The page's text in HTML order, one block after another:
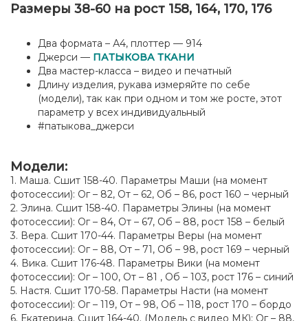
Размеры 38-60 на рост 158, 164, 170, 176
Два формата – А4, плоттер — 914
Джерси — ПАТЫКОВА ТКАНИ
Два мастер-класса – видео и печатный
Длину изделия, рукава измеряйте по себе
(модели), так как при одном и том же росте, этот
параметр у всех индивидуальный
#патыкова_джерси
Модели:
1. Маша. Сшит 158-40. Параметры Маши (на момент
фотосессии): Ог – 82, От – 62, Об – 86, рост 160 – черный
2. Элина. Сшит 158-40. Параметры Элины (на момент
фотосессии): Ог – 84, От – 67, Об – 88, рост 158 – белый
3. Вера. Сшит 170-44. Параметры Веры (на момент
фотосессии): Ог – 88, От – 71, Об – 98, рост 169 – черный
4. Вика. Сшит 176-48. Параметры Вики (на момент
фотосессии): Ог – 100, От – 81 , Об – 103, рост 176 – синий
5. Настя. Сшит 170-58. Параметры Насти (на момент
фотосессии): Ог – 119, От – 98, Об – 118, рост 170 – бордо
6. Екатерина. Сшит 164-40. (Модель с видео МК): Ог – 88,